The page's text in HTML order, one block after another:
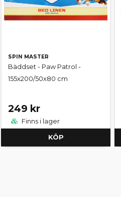
SPIN MASTER
Bäddset - Paw Patrol -
155x200/50x80 cm
249 kr
Finns i lager
KÖP